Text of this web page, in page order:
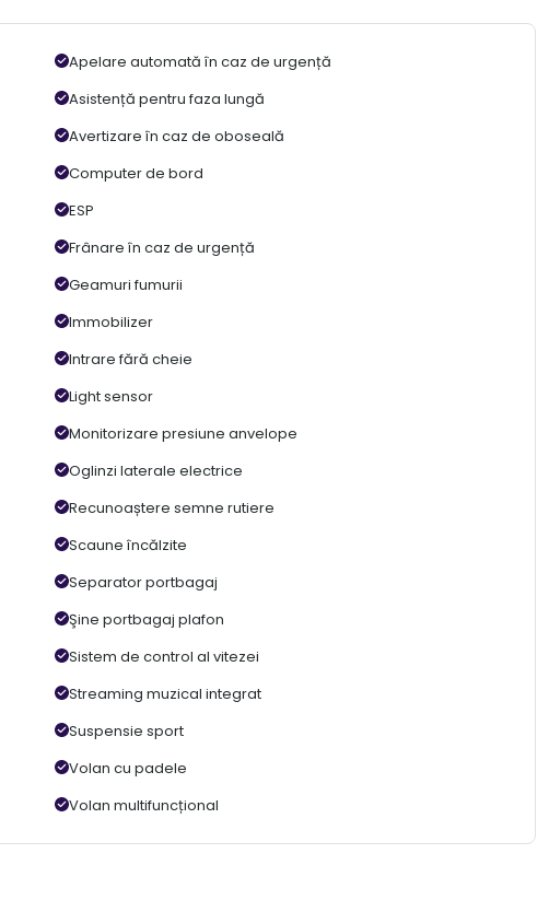
Apelare automată în caz de urgență
Asistență pentru faza lungă
Avertizare în caz de oboseală
Computer de bord
ESP
Frânare în caz de urgență
Geamuri fumurii
Immobilizer
Intrare fără cheie
Light sensor
Monitorizare presiune anvelope
Oglinzi laterale electrice
Recunoaștere semne rutiere
Scaune încălzite
Separator portbagaj
Şine portbagaj plafon
Sistem de control al vitezei
Streaming muzical integrat
Suspensie sport
Volan cu padele
Volan multifuncțional